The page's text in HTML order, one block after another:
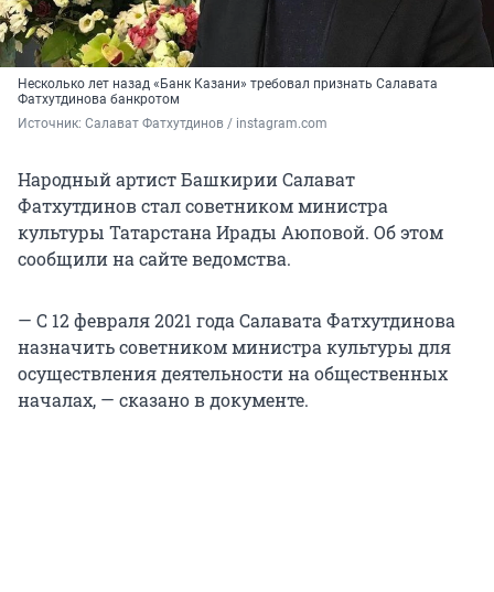
Несколько лет назад «Банк Казани» требовал признать Салавата
Фатхутдинова банкротом
Источник: Салават Фатхутдинов / instagram.com
Народный артист Башкирии Салават
Фатхутдинов стал советником министра
культуры Татарстана Ирады Аюповой. Об этом
сообщили на сайте ведомства.
— С 12 февраля 2021 года Салавата Фатхутдинова
назначить советником министра культуры для
осуществления деятельности на общественных
началах, — сказано в документе.